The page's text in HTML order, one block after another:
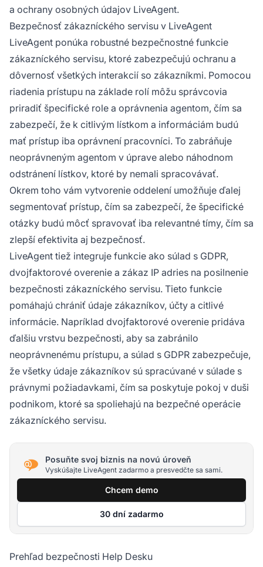
a ochrany osobných údajov LiveAgent.
Bezpečnosť zákazníckého servisu v LiveAgent
LiveAgent ponúka robustné bezpečnostné funkcie
zákazníckého servisu, ktoré zabezpečujú ochranu a
dôvernosť všetkých interakcií so zákazníkmi. Pomocou
riadenia prístupu na základe rolí môžu správcovia
priradiť špecifické role a oprávnenia agentom, čím sa
zabezpečí, že k citlivým lístkom a informáciám budú
mať prístup iba oprávnení pracovníci. To zabráňuje
neoprávneným agentom v úprave alebo náhodnom
odstránení lístkov, ktoré by nemali spracovávať.
Okrem toho vám vytvorenie oddelení umožňuje ďalej
segmentovať prístup, čím sa zabezpečí, že špecifické
otázky budú môcť spravovať iba relevantné tímy, čím sa
zlepší efektivita aj bezpečnosť.
LiveAgent tiež integruje funkcie ako súlad s GDPR,
dvojfaktorové overenie a zákaz IP adries na posilnenie
bezpečnosti zákazníckého servisu. Tieto funkcie
pomáhajú chrániť údaje zákazníkov, účty a citlivé
informácie. Napríklad dvojfaktorové overenie pridáva
ďalšiu vrstvu bezpečnosti, aby sa zabránilo
neoprávnenému prístupu, a súlad s GDPR zabezpečuje,
že všetky údaje zákazníkov sú spracúvané v súlade s
právnymi požiadavkami, čím sa poskytuje pokoj v duši
podnikom, ktoré sa spoliehajú na bezpečné operácie
zákazníckého servisu.
Posuňte svoj biznis na novú úroveň
Vyskúšajte LiveAgent zadarmo a presvedčte sa sami.
Chcem demo
30 dní zadarmo
Prehľad bezpečnosti Help Desku